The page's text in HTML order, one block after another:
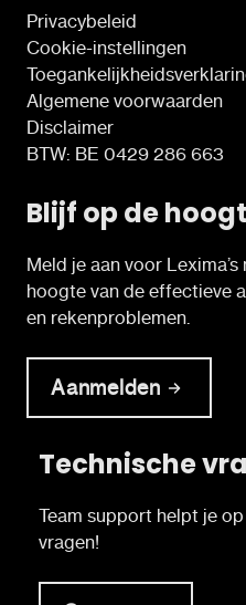
Privacybeleid
Cookie-instellingen
Algemene voorwaarden
Disclaimer
BTW: BE 0429 286 663
Blijf op de
Meld je aan voor
hoogte van de effectieve
en rekenproblemen.
Aanmelden
Technische
Team support helpt je
vragen!